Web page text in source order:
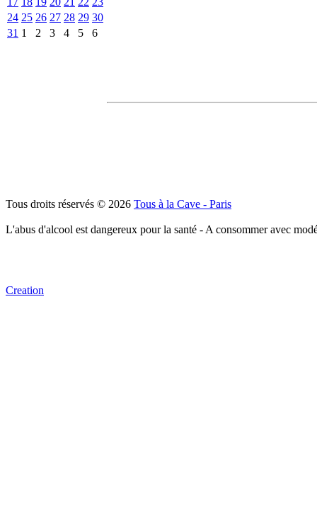
24 25 26 27 28 29 30
31 1 2 3 4 5 6
Tous droits réservés © 2026 Tous à la Cave - Paris
L'abus d'alcool est dangereux pour la santé - A consommer avec
Creation